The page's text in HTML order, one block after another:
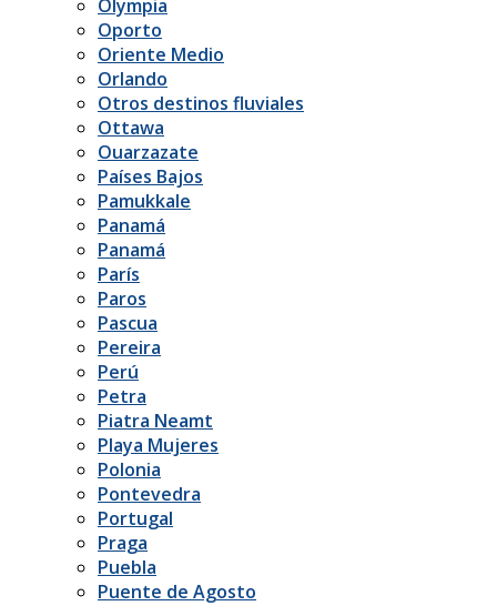
Olympia
Oporto
Oriente Medio
Orlando
Otros destinos fluviales
Ottawa
Ouarzazate
Países Bajos
Pamukkale
Panamá
Panamá
París
Paros
Pascua
Pereira
Perú
Petra
Piatra Neamt
Playa Mujeres
Polonia
Pontevedra
Portugal
Praga
Puebla
Puente de Agosto